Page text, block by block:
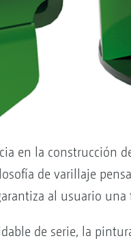
en la construcción
de varillaje
al usuario
de serie, la